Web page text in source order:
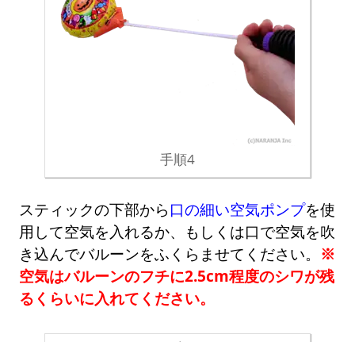
手順4
スティックの下部から 口の細い空気ポンプを使
用して空気を入れるか、もしくは口で空気を吹
き込んでバルーンをふくらませてください。 ※
空気はバルーンのフチに2.5cm程度のシワが残
るくらいに入れてください。